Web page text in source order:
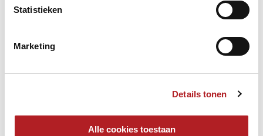
Statistieken
Marketing
Details tonen
Alle cookies toestaan
(3e).Voor v.l.n.r. Rob Harthoorn (2e) Heinz Brand (1e), Jan